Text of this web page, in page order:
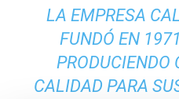
LA EMPRESA
FUNDÓ EN
PRODUCIENDO
CALIDAD PARA